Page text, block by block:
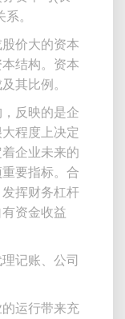
。
价大的资本
结构。资本
其比例。
反映的是企
程度上决定
企业未来的
要指标。合
挥财务杠杆
资金收益
记账、公司
运行带来充